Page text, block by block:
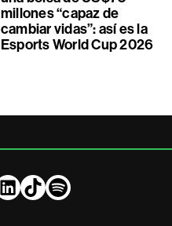
millones “capaz de
cambiar vidas”: así es la
Esports World Cup 2026